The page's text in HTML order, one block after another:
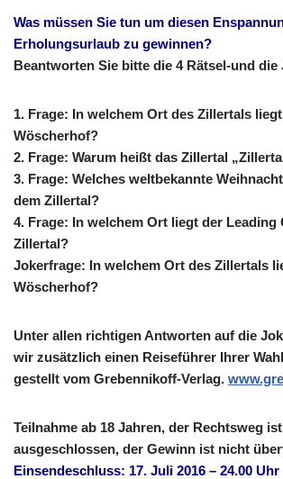
Was müssen Sie tun um diesen
Erholungsurlaub zu gewinnen?
Beantworten Sie bitte die 4 Rätsel-und die
1. Frage: In welchem Ort des Zillertals
Wöscherhof?
2. Frage: Warum heißt das Zillertal
3. Frage: Welches weltbekannte
dem Zillertal?
4. Frage: In welchem Ort liegt der Leading
Zillertal?
Jokerfrage: In welchem Ort des Zillertals
Wöscherhof?
Unter allen richtigen Antworten auf die
wir zusätzlich einen Reiseführer Ihrer
gestellt vom Grebennikoff-Verlag.
Teilnahme ab 18 Jahren, der Rechtsweg ist
ausgeschlossen, der Gewinn ist nicht
Einsendeschluss: 17. Juli 2016 – 24.00 Uhr